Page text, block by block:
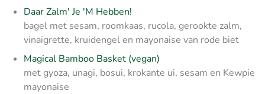
Daar Zalm' Je 'M Hebben!
bagel met sesam, roomkaas, rucola, gerookte zalm,
vinaigrette, kruidengel en mayonaise van rode biet
Magical Bamboo Basket (vegan)
met gyoza, unagi, bosui, krokante ui, sesam en Kewpie
mayonaise